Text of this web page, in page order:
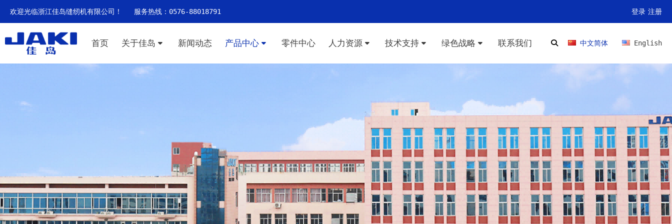
欢迎光临浙江佳岛缝纫机有限公司！ 服务热线：0576-88018791 登录 注册
首页 关于佳岛 新闻动态 产品中心 零件中心 人力资源 技术支持 绿色战略 联系我们 中文简体 English